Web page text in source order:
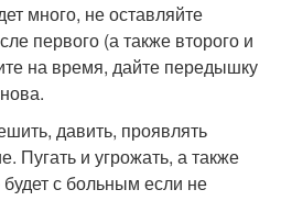
много, не оставляйте
первого (а также второго и
на время, дайте передышку
давить, проявлять
Пугать и угрожать, а также
будет с больным если не